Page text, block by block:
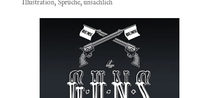
Illustration, Sprüche, unsachlich